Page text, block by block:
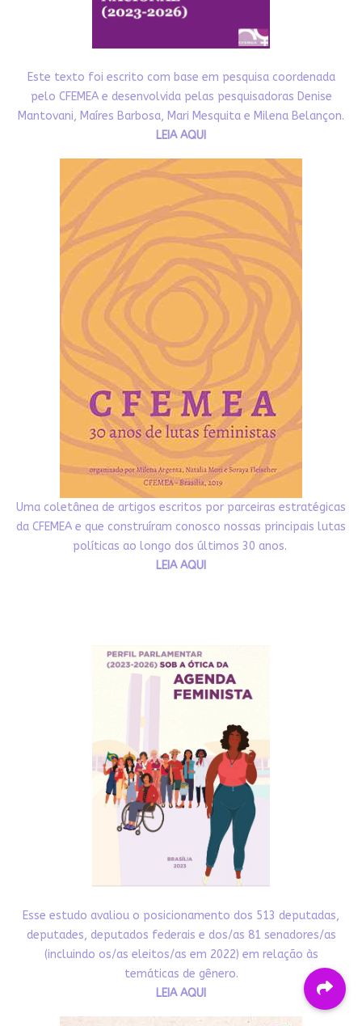
Este texto foi escrito com base em pesquisa coordenada
pelo CFEMEA e desenvolvida pelas pesquisadoras Denise
Mantovani, Maíres Barbosa, Mari Mesquita e Milena Belançon.
LEIA AQUI
Uma coletânea de artigos escritos por parceiras estratégicas
da CFEMEA e que construíram conosco nossas principais lutas
políticas ao longo dos últimos 30 anos.
LEIA AQUI
Esse estudo avaliou o posicionamento dos 513 deputadas,
deputades, deputados federais e dos/as 81 senadores/as
(incluindo os/as eleitos/as em 2022) em relação às
temáticas de gênero.
LEIA AQUI